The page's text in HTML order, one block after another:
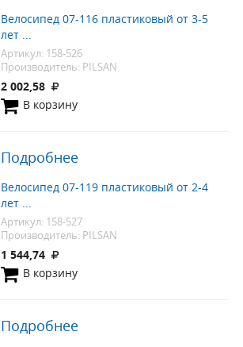
Велосипед 07-116 пластиковый от 3-5
лет ...
Артикул: 158-526
Производитель: PILSAN
2 002,58
В корзину
Подробнее
Велосипед 07-119 пластиковый от 2-4
лет ...
Артикул: 158-527
Производитель: PILSAN
1 544,74
В корзину
Подробнее